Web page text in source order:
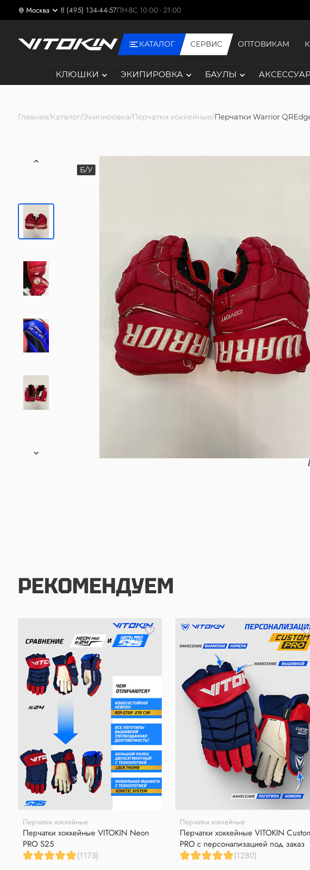
Москва 8 (495) 134-44-57ПН-ВС 10:00 - 21:00
КАТАЛОГ СЕРВИС ОПТОВИКАМ
КЛЮШКИ ЭКИПИРОВКА БАУЛЫ
Главная Каталог Экипировка Перчатки хоккейные Перчатки Warrior
Б/У
РЕКОМЕНДУЕМ
Перчатки хоккейные
Перчатки хоккейные VITOKIN Neon
PRO S25
(1173)
Перчатки хоккейные
Перчатки хоккейные VITOKIN
PRO с персонализацией под заказ
(1280)